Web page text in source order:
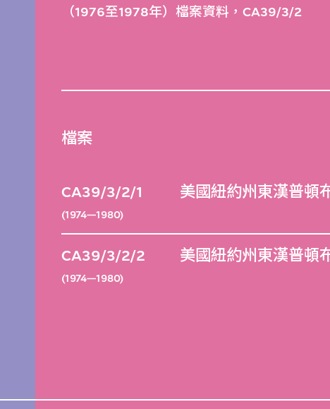
（1976至1978年）檔案資料，CA39/3/2
檔案
CA39/3/2/1
(1974—1980)
美國紐約州東漢普頓
CA39/3/2/2
(1974—1980)
美國紐約州東漢普頓